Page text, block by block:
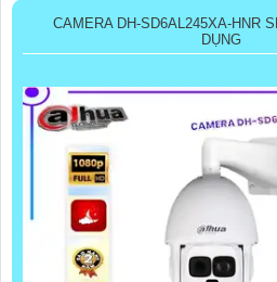
CAMERA DH-SD6AL245XA-HNR
DỤNG